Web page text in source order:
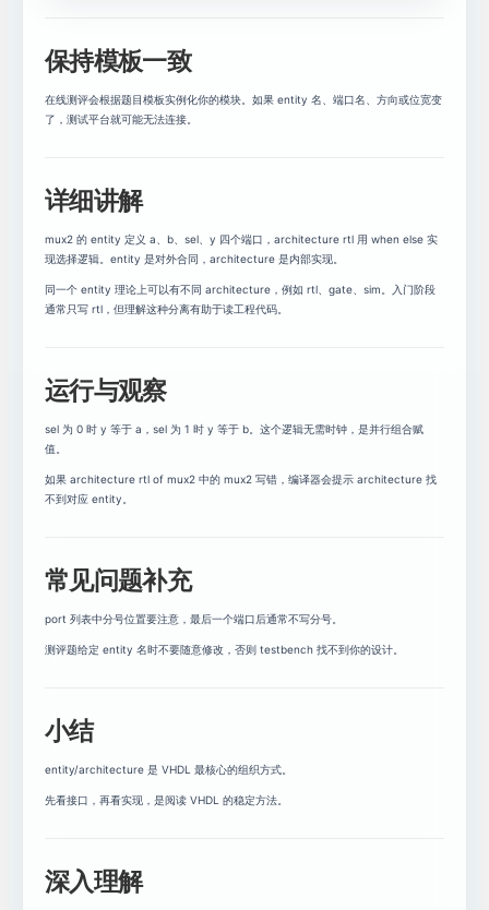
保持模板一致
在线测评会根据题目模板实例化你的模块。如果 entity 名、端口名、方向或位宽变
了，测试平台就可能无法连接。
详细讲解
mux2 的 entity 定义 a、b、sel、y 四个端口，architecture rtl 用 when else 实
现选择逻辑。entity 是对外合同，architecture 是内部实现。
同一个 entity 理论上可以有不同 architecture，例如 rtl、gate、sim。入门阶段
通常只写 rtl，但理解这种分离有助于读工程代码。
运行与观察
sel 为 0 时 y 等于 a，sel 为 1 时 y 等于 b。这个逻辑无需时钟，是并行组合赋
值。
如果 architecture rtl of mux2 中的 mux2 写错，编译器会提示 architecture 找
不到对应 entity。
常见问题补充
port 列表中分号位置要注意，最后一个端口后通常不写分号。
测评题给定 entity 名时不要随意修改，否则 testbench 找不到你的设计。
小结
entity/architecture 是 VHDL 最核心的组织方式。
先看接口，再看实现，是阅读 VHDL 的稳定方法。
深入理解